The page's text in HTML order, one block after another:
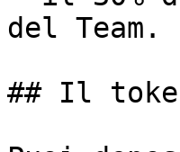
del Team.
## Il